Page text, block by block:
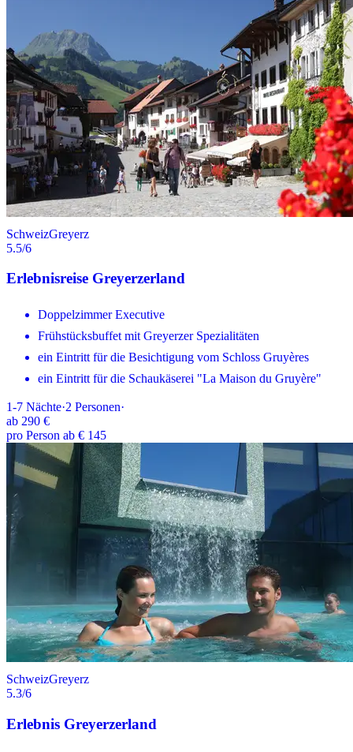
SchweizGreyerz
5.5/6
Erlebnisreise Greyerzerland
Doppelzimmer Executive
Frühstücksbuffet mit Greyerzer Spezialitäten
ein Eintritt für die Besichtigung vom Schloss Gruyères
ein Eintritt für die Schaukäserei "La Maison du Gruyère"
1-7 Nächte·2 Personen·
ab 290 €
pro Person ab € 145
SchweizGreyerz
5.3/6
Erlebnis Greyerzerland